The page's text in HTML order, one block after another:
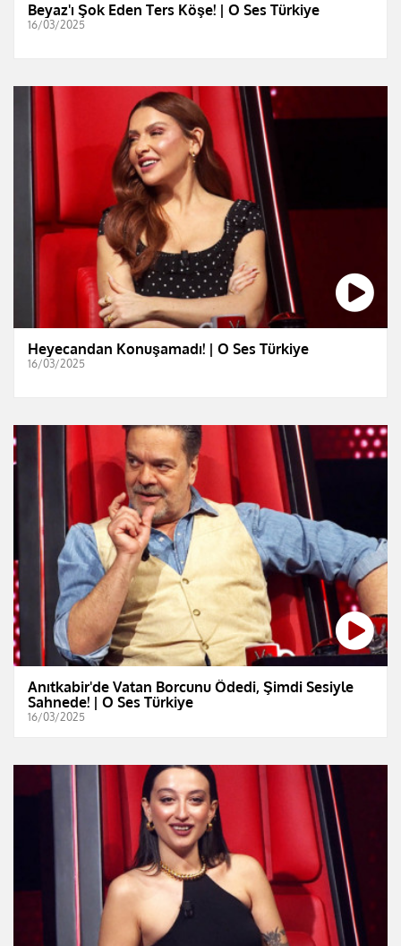
Beyaz'ı Şok Eden Ters Köşe! | O Ses Türkiye
16/03/2025
Heyecandan Konuşamadı! | O Ses Türkiye
16/03/2025
Anıtkabir'de Vatan Borcunu Ödedi, Şimdi Sesiyle
Sahnede! | O Ses Türkiye
16/03/2025